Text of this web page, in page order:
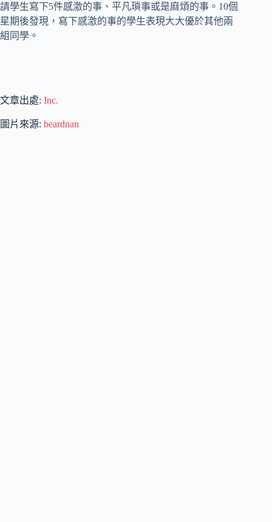
請學生寫下5件感激的事、平凡瑣事或是麻煩的事。10個
星期後發現，寫下感激的事的學生表現大大優於其他兩
組同學。
文章出處: Inc.
圖片來源: beardnan